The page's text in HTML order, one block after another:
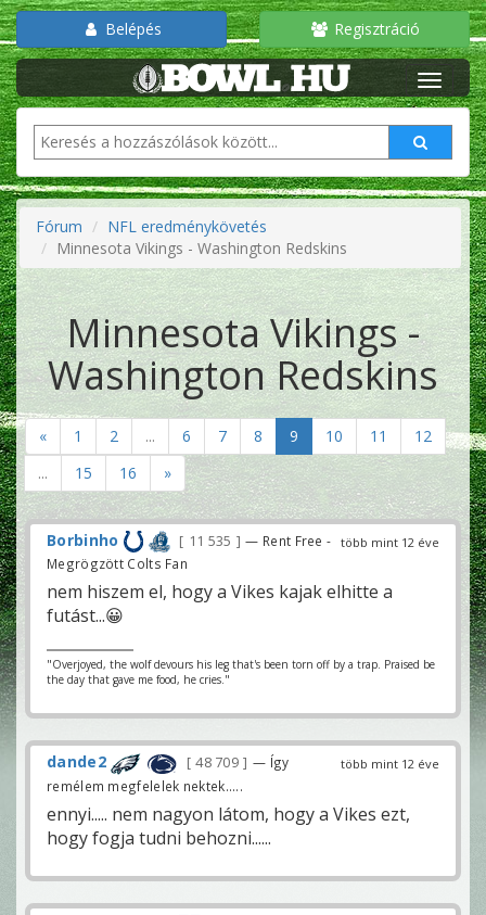
Belépés Regisztráció
Fórum
NFL eredménykövetés
Minnesota Vikings - Washington Redskins
Minnesota Vikings -
Washington Redskins
« 1 2 ... 6 7 8 9 10 11
12
...
15 16 »
több mint 12 éve
Borbinho 11 535
— Rent Free -
Megrögzött Colts Fan
nem hiszem el, hogy a Vikes kajak elhitte a
futást...😀
"Overjoyed, the wolf devours his leg that's been torn off by a trap. Praised be
the day that gave me food, he cries."
több mint 12 éve
dande2 48 709
— Így
remélem megfelelek nektek.....
ennyi..... nem nagyon látom, hogy a Vikes ezt,
hogy fogja tudni behozni......